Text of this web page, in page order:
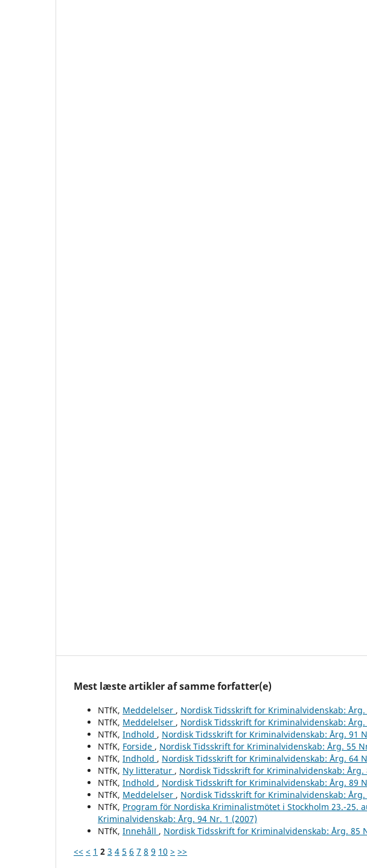
Mest læste artikler af samme forfatter(e)
NTfK, Meddelelser , Nordisk Tidsskrift for Kriminalvidenskab: Årg.
NTfK, Meddelelser , Nordisk Tidsskrift for Kriminalvidenskab: Årg.
NTfK, Indhold , Nordisk Tidsskrift for Kriminalvidenskab: Årg. 91
NTfK, Forside , Nordisk Tidsskrift for Kriminalvidenskab: Årg. 55
NTfK, Indhold , Nordisk Tidsskrift for Kriminalvidenskab: Årg. 64
NTfK, Ny litteratur , Nordisk Tidsskrift for Kriminalvidenskab: Årg.
NTfK, Indhold , Nordisk Tidsskrift for Kriminalvidenskab: Årg. 89
NTfK, Meddelelser , Nordisk Tidsskrift for Kriminalvidenskab: Årg.
NTfK, Program för Nordiska Kriminalistmötet i Stockholm 23.-25.
Kriminalvidenskab: Årg. 94 Nr. 1 (2007)
NTfK, Innehåll , Nordisk Tidsskrift for Kriminalvidenskab: Årg. 85
<< < 1 2 3 4 5 6 7 8 9 10 > >>